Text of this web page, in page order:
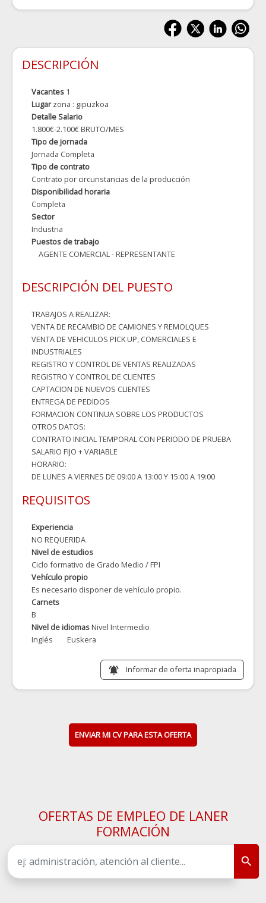
DESCRIPCIÓN
Vacantes 1
Lugar zona : gipuzkoa
Detalle Salario
1.800€-2.100€ BRUTO/MES
Tipo de jornada
Jornada Completa
Tipo de contrato
Contrato por circunstancias de la producción
Disponibilidad horaria
Completa
Sector
Industria
Puestos de trabajo
AGENTE COMERCIAL - REPRESENTANTE
DESCRIPCIÓN DEL PUESTO
TRABAJOS A REALIZAR:
VENTA DE RECAMBIO DE CAMIONES Y REMOLQUES
VENTA DE VEHICULOS PICK UP, COMERCIALES E
INDUSTRIALES
REGISTRO Y CONTROL DE VENTAS REALIZADAS
REGISTRO Y CONTROL DE CLIENTES
CAPTACION DE NUEVOS CLIENTES
ENTREGA DE PEDIDOS
FORMACION CONTINUA SOBRE LOS PRODUCTOS
OTROS DATOS:
CONTRATO INICIAL TEMPORAL CON PERIODO DE PRUEBA
SALARIO FIJO + VARIABLE
HORARIO:
DE LUNES A VIERNES DE 09:00 A 13:00 Y 15:00 A 19:00
REQUISITOS
Experiencia
NO REQUERIDA
Nivel de estudios
Ciclo formativo de Grado Medio / FPI
Vehículo propio
Es necesario disponer de vehículo propio.
Carnets
B
Nivel de idiomasNivel Intermedio
Inglés
Euskera
notifications_active Informar de oferta inapropiada
ENVIAR MI CV PARA ESTA OFERTA
OFERTAS DE EMPLEO DE LANER
FORMACIÓN